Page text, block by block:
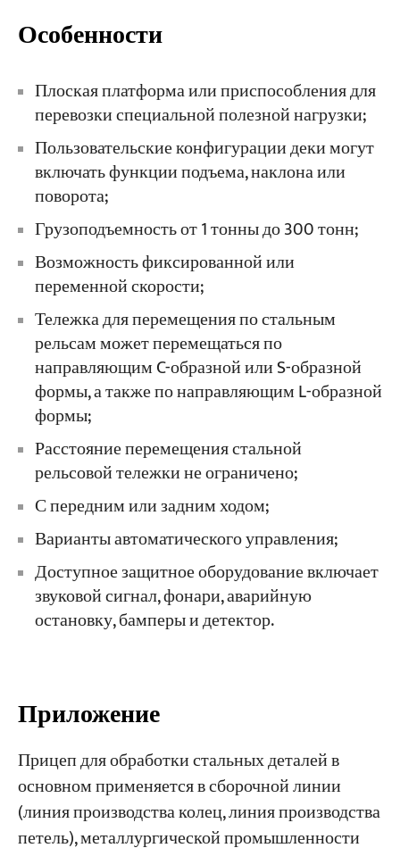
Особенности
Плоская платформа или приспособления для
перевозки специальной полезной нагрузки;
Пользовательские конфигурации деки могут
включать функции подъема, наклона или
поворота;
Грузоподъемность от 1 тонны до 300 тонн;
Возможность фиксированной или
переменной скорости;
Тележка для перемещения по стальным
рельсам может перемещаться по
направляющим C-образной или S-образной
формы, а также по направляющим L-образной
формы;
Расстояние перемещения стальной
рельсовой тележки не ограничено;
С передним или задним ходом;
Варианты автоматического управления;
Доступное защитное оборудование включает
звуковой сигнал, фонари, аварийную
остановку, бамперы и детектор.
Приложение
Прицеп для обработки стальных деталей в
основном применяется в сборочной линии
(линия производства колец, линия производства
петель), металлургической промышленности